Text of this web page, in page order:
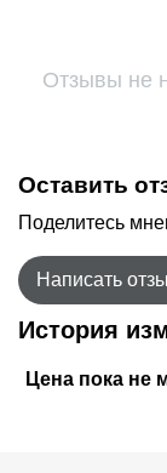
Отзывы не
Оставить
Поделитесь
Написать
История
Цена пока не